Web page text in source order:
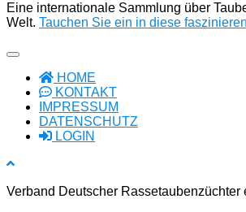
Eine internationale Sammlung über
Welt. Tauchen Sie ein in diese
HOME
KONTAKT
IMPRESSUM
DATENSCHUTZ
LOGIN
Verband Deutscher Rassetaubenzüchter